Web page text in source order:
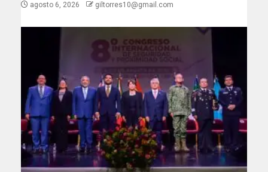
agosto 6, 2026 giltorres10@gmail.com